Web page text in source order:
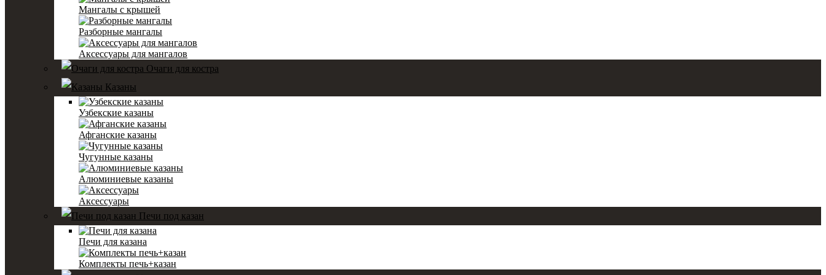
Мангалы с крышей
Разборные мангалы
Аксессуары для мангалов
Очаги для костра
Казаны
Узбекские казаны
Афганские казаны
Чугунные казаны
Алюминиевые казаны
Аксессуары
Печи под казан
Печи для казана
Комплекты печь+казан